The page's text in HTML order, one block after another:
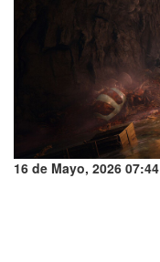
16 de Mayo, 2026 07:44